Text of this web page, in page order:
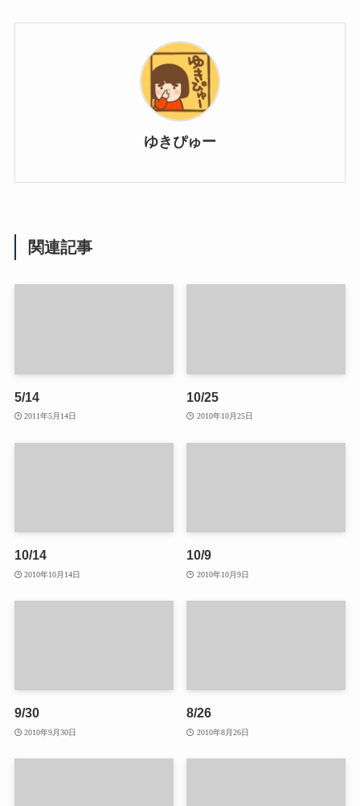
ゆきぴゅー
関連記事
5/14
2011年5月14日
10/25
2010年10月25日
10/14
2010年10月14日
10/9
2010年10月9日
9/30
2010年9月30日
8/26
2010年8月26日